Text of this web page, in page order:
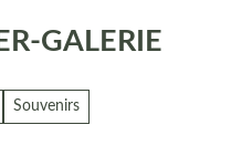
GALERIE
Souvenirs